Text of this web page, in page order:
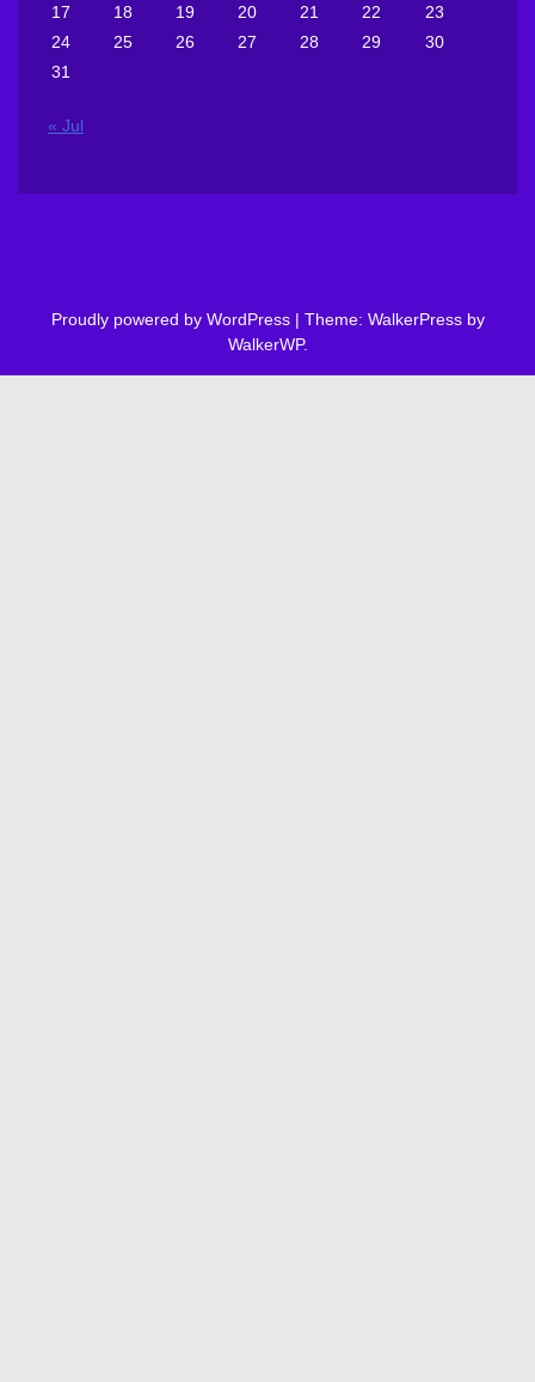
17
18 19 20 21 22
23
24
25 26 27 28 29
30
31
« Jul
Proudly powered by WordPress | Theme: WalkerPress by
WalkerWP.